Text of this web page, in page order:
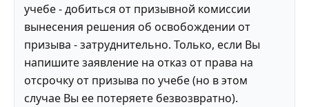
учебе - добиться от призывной комиссии
вынесения решения об освобождении от
призыва - затруднительно. Только, если Вы
напишите заявление на отказ от права на
отсрочку от призыва по учебе (но в этом
случае Вы ее потеряете безвозвратно).